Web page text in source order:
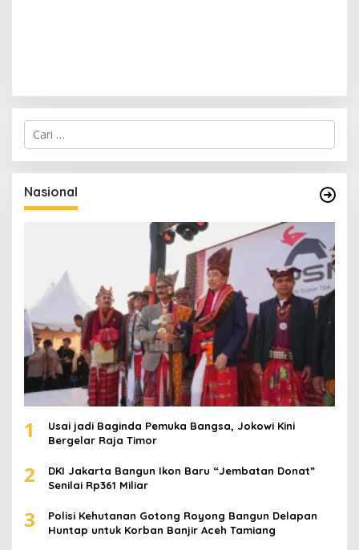
C
i
u
n
t
Nasional
1
Usai jadi Baginda Pemuka Bangsa, Jokowi Kini
Bergelar Raja Timor
2
DKI Jakarta Bangun Ikon Baru “Jembatan Donat”
Senilai Rp361 Miliar
3
Polisi Kehutanan Gotong Royong Bangun Delapan
Huntap untuk Korban Banjir Aceh Tamiang